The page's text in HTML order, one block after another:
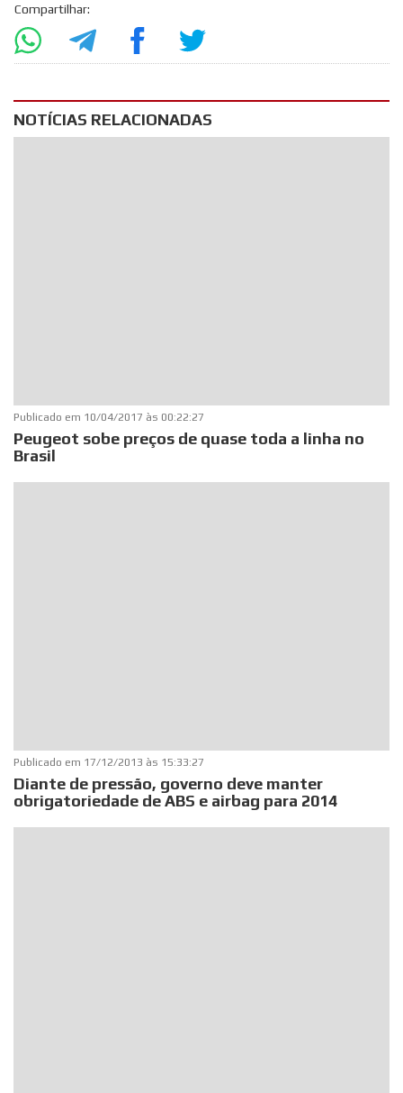
Compartilhar:
NOTÍCIAS RELACIONADAS
Publicado em 10/04/2017 às 00:22:27
Peugeot sobe preços de quase toda a linha no
Brasil
Publicado em 17/12/2013 às 15:33:27
Diante de pressão, governo deve manter
obrigatoriedade de ABS e airbag para 2014